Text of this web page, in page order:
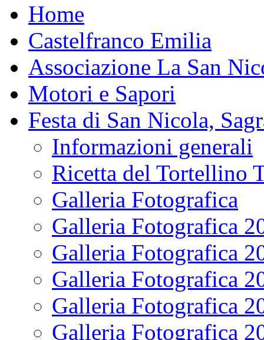
Home
Castelfranco Emilia
Associazione La San
Motori e Sapori
Festa di San Nicola,
Informazioni generali
Ricetta del Tortellino
Galleria Fotografica
Galleria Fotografica
Galleria Fotografica
Galleria Fotografica
Galleria Fotografica
Galleria Fotografica